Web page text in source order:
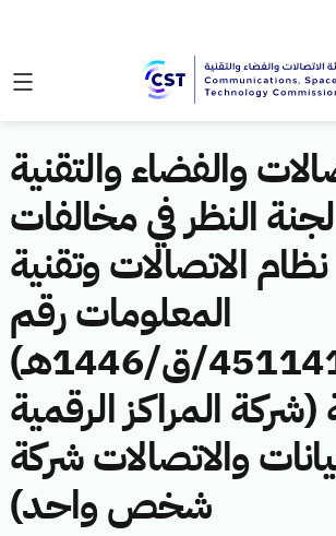
والفضاء والتقنية
النظر في مخالفات
نظام الاتصالات وتقنية
المعلومات رقم
(451141357/ق/1446هـ)
المراكز الرقمية
والاتصالات شركة
شخص واحد)